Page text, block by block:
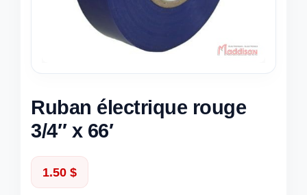
Ruban électrique rouge
3/4″ x 66′
1.50 $